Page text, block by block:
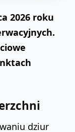
2026 roku
dziur